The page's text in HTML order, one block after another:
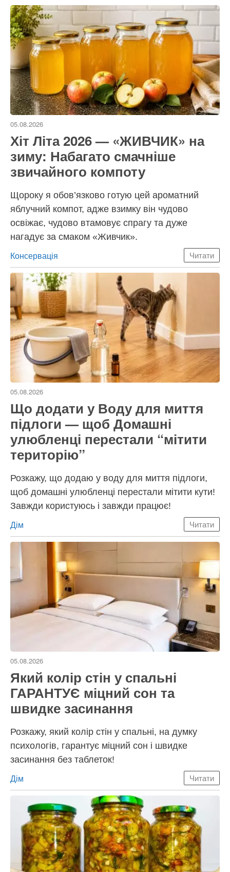
05.08.2026
Хіт Літа 2026 — «ЖИВЧИК» на
зиму: Набагато смачніше
звичайного компоту
Щороку я обов’язково готую цей ароматний
яблучний компот, адже взимку він чудово
освіжає, чудово втамовує спрагу та дуже
нагадує за смаком «Живчик».
Категорії
Консервація Читати
05.08.2026
Що додати у Воду для миття
підлоги — щоб Домашні
улюбленці перестали “мітити
територію”
Розкажу, що додаю у воду для миття підлоги,
щоб домашні улюбленці перестали мітити кути!
Завжди користуюсь і завжди працює!
Категорії
Дім Читати
05.08.2026
Який колір стін у спальні
ГАРАНТУЄ міцний сон та
швидке засинання
Розкажу, який колір стін у спальні, на думку
психологів, гарантує міцний сон і швидке
засинання без таблеток!
Категорії
Дім Читати